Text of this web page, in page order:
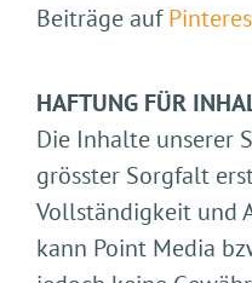
Beiträge auf
HAFTUNG FÜR
Die Inhalte unserer
grösster Sorgfalt
Vollständigkeit und
kann Point Media